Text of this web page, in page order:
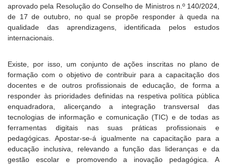
aprovado pela Resolução do Conselho de Ministros n.º 140/2024,
de 17 de outubro, no qual se propõe responder à queda na
qualidade das aprendizagens, identificada pelos estudos
internacionais.
Existe, por isso, um conjunto de ações inscritas no plano de
formação com o objetivo de contribuir para a capacitação dos
docentes e de outros profissionais de educação, de forma a
responder às prioridades definidas na respetiva política pública
enquadradora, alicerçando a integração transversal das
tecnologias de informação e comunicação (TIC) e de todas as
ferramentas digitais nas suas práticas profissionais e
pedagógicas. Apostar-se-á igualmente na capacitação para a
educação inclusiva, relevando a função das lideranças e da
gestão escolar e promovendo a inovação pedagógica. A